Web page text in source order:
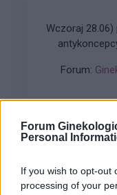
Forum
Personal
If you wish to opt-out
processing of your
Wczoraj 28.06) przez pomyłkę usunęłam krążek
wczoraj.
tabletki”dzień
mam
w sobotę.
Forum: